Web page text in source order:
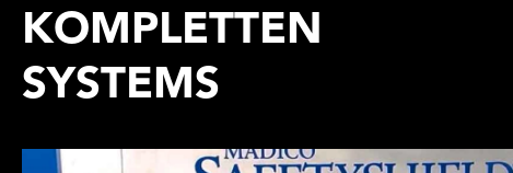
KOMPLETTEN
SYSTEMS